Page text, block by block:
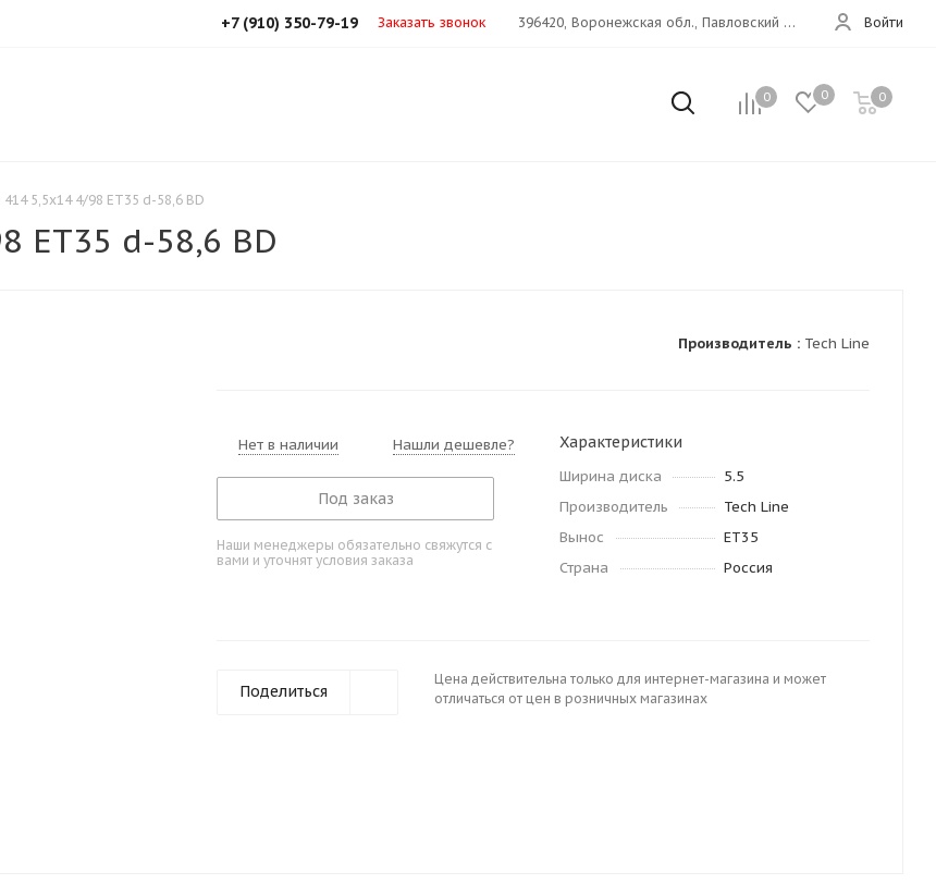
Войти
396420, Воронежская обл., Павловский р-н, г.Павловск, ул.Строительная, д.1а
+7 (910) 350-79-19 Заказать звонок
0 0 0
5,5х14 4/98 ET35 d-58,6 BD
ET35 d-58,6 BD
Производитель : Tech Line
Нет в наличии Нашли дешевле?
Под заказ
Наши менеджеры обязательно свяжутся с
вами и уточнят условия заказа
Характеристики
Ширина диска
5.5
Производитель
Tech Line
Вынос
ET35
Страна
Россия
Поделиться
Цена действительна только для интернет-магазина и может
отличаться от цен в розничных магазинах